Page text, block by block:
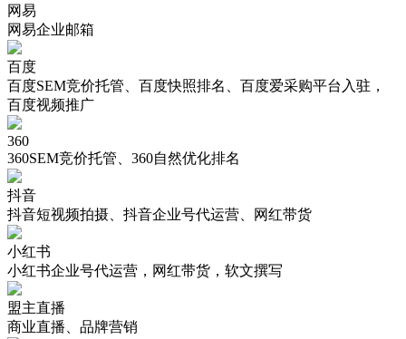
网易
网易企业邮箱
百度
百度SEM竞价托管、百度快照排名、百度爱采购平台入驻，
百度视频推广
360
360SEM竞价托管、360自然优化排名
抖音
抖音短视频拍摄、抖音企业号代运营、网红带货
小红书
小红书企业号代运营，网红带货，软文撰写
盟主直播
商业直播、品牌营销